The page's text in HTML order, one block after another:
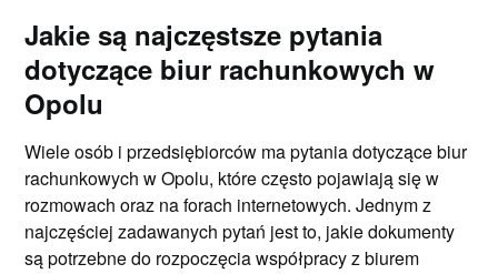
Jakie są najczęstsze pytania
dotyczące biur rachunkowych w
Opolu
Wiele osób i przedsiębiorców ma pytania dotyczące biur
rachunkowych w Opolu, które często pojawiają się w
rozmowach oraz na forach internetowych. Jednym z
najczęściej zadawanych pytań jest to, jakie dokumenty
są potrzebne do rozpoczęcia współpracy z biurem